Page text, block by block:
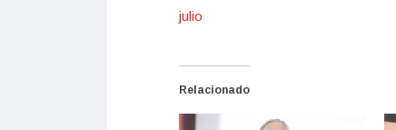
julio
Relacionado